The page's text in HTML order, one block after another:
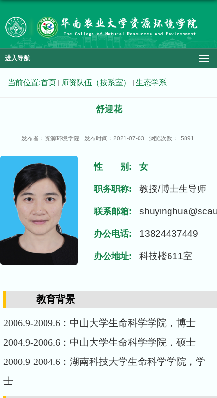
进入导航
当前位置:首页 师资队伍（按系室） 生态学系
舒迎花
发布者：资源环境学院 发布时间：2021-07-03 浏览次数： 5891
性 别: 女
职务职称: 教授/博士生导师
联系邮箱:
办公电话: 13824437449
办公地址: 科技楼611室
教育背景
2006.9-2009.6：中山大学生命科学学院，博士
2004.9-2006.6：中山大学生命科学学院，硕士
2000.9-2004.6：湖南科技大学生命科学学院，学
士